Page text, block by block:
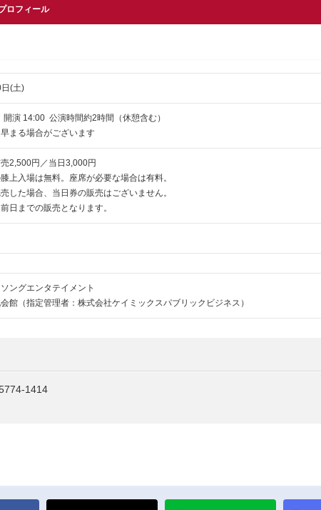
ロフィール
(土)
開演 14:00 公演時間約2時間（休憩含む）
まる場合がございます
2,500円／当日3,000円
上入場は無料。座席が必要な場合は有料。
した場合、当日券の販売はございません。
日までの販売となります。
ングエンタテイメント
館（指定管理者：株式会社ケイミックスパブリックビジネス）
1414